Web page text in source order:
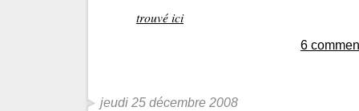
trouvé ici
6
jeudi 25 décembre 2008